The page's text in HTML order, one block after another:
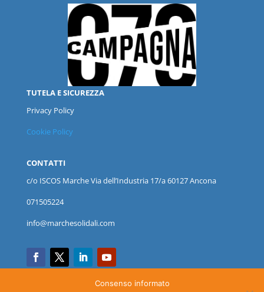
TUTELA E SICUREZZA
Privacy Policy
Cookie Policy
CONTATTI
c/o ISCOS MarcheVia dell’Industria 17/a 60127 Ancona
071505224
info@marchesolidali.com
Consenso informato